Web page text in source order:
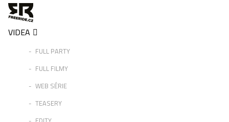
VIDEA
FULL PARTY
FULL FILMY
WEB SÉRIE
TEASERY